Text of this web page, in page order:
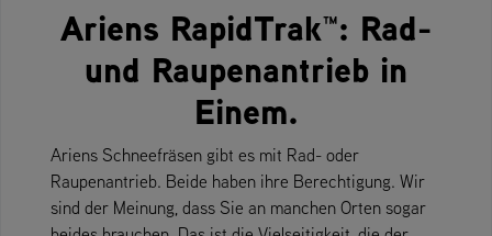
Ariens RapidTrak™: Rad-
und Raupenantrieb in
Einem.
Ariens Schneefräsen gibt es mit Rad- oder
Raupenantrieb. Beide haben ihre Berechtigung. Wir
sind der Meinung, dass Sie an manchen Orten sogar